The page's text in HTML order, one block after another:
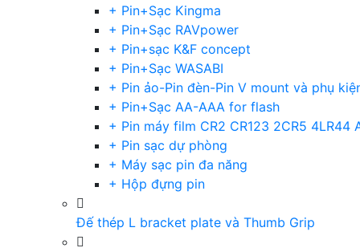
+ Pin+Sạc Kingma
+ Pin+Sạc RAVpower
+ Pin+sạc K&F concept
+ Pin+Sạc WASABI
+ Pin ảo-Pin đèn-Pin V mount và phụ
+ Pin+Sạc AA-AAA for flash
+ Pin máy film CR2 CR123 2CR5 4LR44
+ Pin sạc dự phòng
+ Máy sạc pin đa năng
+ Hộp đựng pin
Đế thép L bracket plate và Thumb Grip